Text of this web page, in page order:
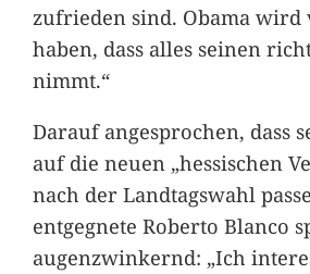
zufrieden sind. Obama wird
haben, dass alles seinen
nimmt.“
Darauf angesprochen, dass
auf die neuen „hessischen
nach der Landtagswahl
entgegnete Roberto Blanco
augenzwinkernd: „Ich